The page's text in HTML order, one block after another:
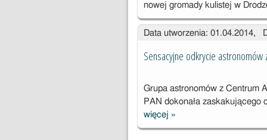
nowej gromady kulistej w
Data utworzenia: 01.04.2014,
Sensacyjne odkrycie astronomów
Grupa astronomów z Centrum
PAN dokonała zaskakującego
więcej Sensacyjne
odkrycie
»